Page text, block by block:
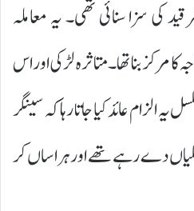
کی سزا سنائی تھی۔ یہ معاملہ
مرکز بنا تھا۔ متاثرہ لڑکی اور اس
الزام عائد کیا جاتا رہا کہ سینگر
دے رہے تھے اور ہراساں کر